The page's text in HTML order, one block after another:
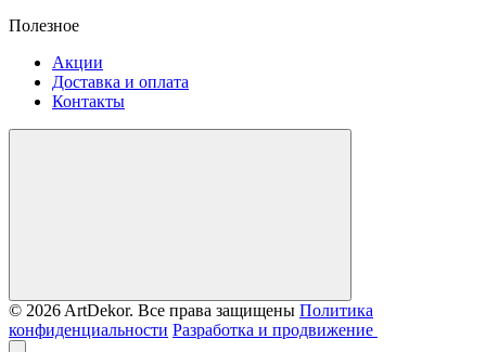
Полезное
Акции
Доставка и оплата
Контакты
© 2026 ArtDekor. Все права защищены Политика
конфиденциальности Разработка и продвижение